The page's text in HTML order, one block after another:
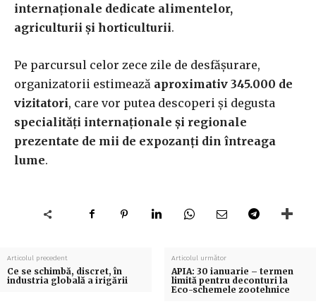
internaționale dedicate alimentelor,
agriculturii și horticulturii.
Pe parcursul celor zece zile de desfășurare,
organizatorii estimează aproximativ 345.000 de
vizitatori, care vor putea descoperi și degusta
specialități internaționale și regionale
prezentate de mii de expozanți din întreaga
lume.
Articolul precedent
Ce se schimbă, discret, în
industria globală a irigării
Articolul următor
APIA: 30 ianuarie – termen
limită pentru deconturi la
Eco-schemele zootehnice